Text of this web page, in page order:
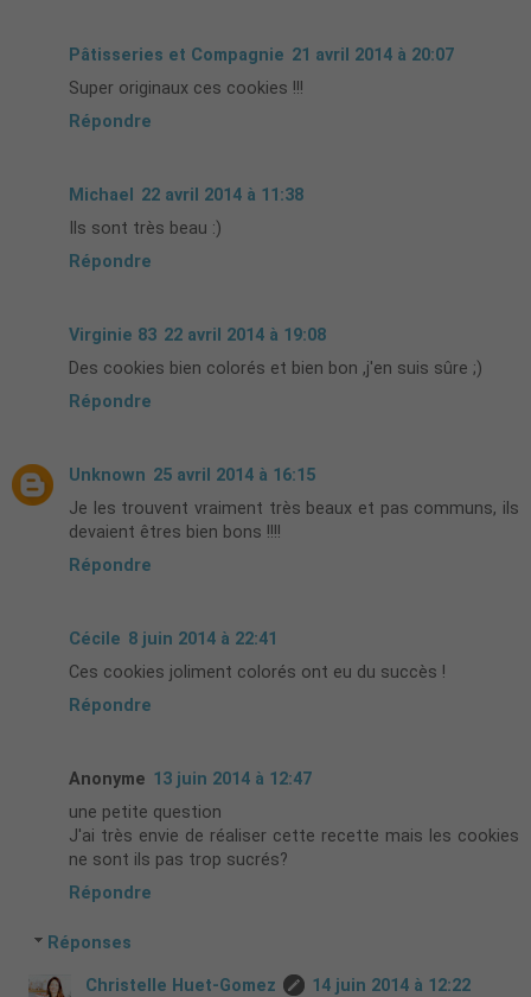
Pâtisseries et Compagnie 21 avril 2014 à 20:07
Super originaux ces cookies !!!
Répondre
Michael
22 avril 2014 à 11:38
Ils sont très beau :)
Répondre
Virginie 83 22 avril 2014 à 19:08
Des cookies bien colorés et bien bon ,j'en suis sûre ;)
Répondre
Unknown 25 avril 2014 à 16:15
Je les trouvent vraiment très beaux et pas communs, ils
devaient êtres bien bons !!!!
Répondre
Cécile 8 juin 2014 à 22:41
Ces cookies joliment colorés ont eu du succès !
Répondre
Anonyme 13 juin 2014 à 12:47
une petite question
J'ai très envie de réaliser cette recette mais les cookies
ne sont ils pas trop sucrés?
Répondre
Réponses
Christelle Huet-Gomez
14 juin 2014 à 12:22